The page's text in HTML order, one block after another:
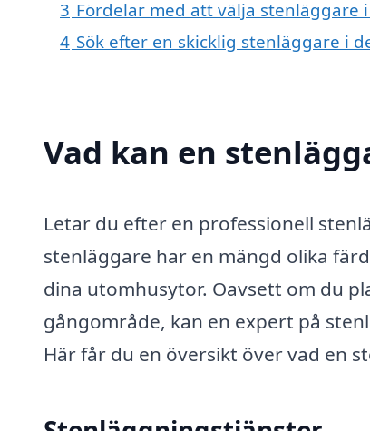
3 Fördelar med att välja stenläggare
4 Sök efter en skicklig stenläggare i
Vad kan en
Letar du efter en professionell
stenläggare har en mängd olika
dina utomhusytor. Oavsett om du
gångområde, kan en expert på
Här får du en översikt över vad en